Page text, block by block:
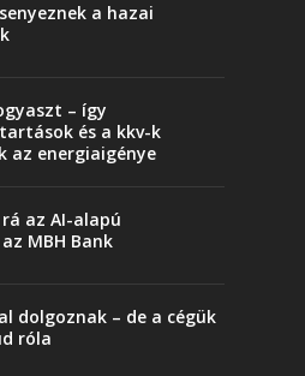
a hazai
– így
és a kkv-k
az energiaigénye
az AI-alapú
MBH Bank
dolgoznak – de a cégük
róla